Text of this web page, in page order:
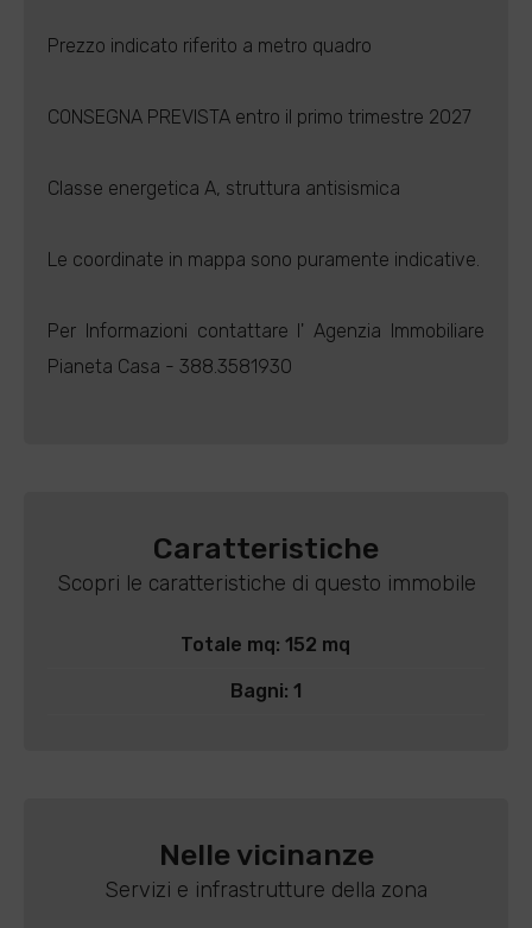
Prezzo indicato riferito a metro quadro
CONSEGNA PREVISTA entro il primo trimestre 2027
Classe energetica A, struttura antisismica
Le coordinate in mappa sono puramente indicative.
Per Informazioni contattare l' Agenzia Immobiliare
Pianeta Casa - 388.3581930
Caratteristiche
Scopri le caratteristiche di questo immobile
Totale mq: 152 mq
Bagni: 1
Nelle vicinanze
Servizi e infrastrutture della zona